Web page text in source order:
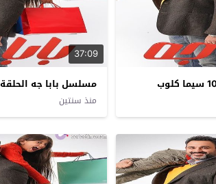
37:09
مسلسل بابا جه الحلقة 9 سيما كلوب
منذ سنتين